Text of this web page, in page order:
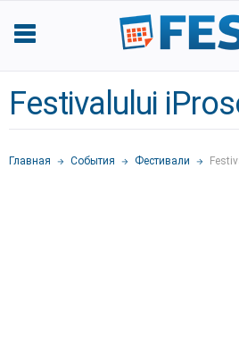
Festivalului
Главная События Фестивали